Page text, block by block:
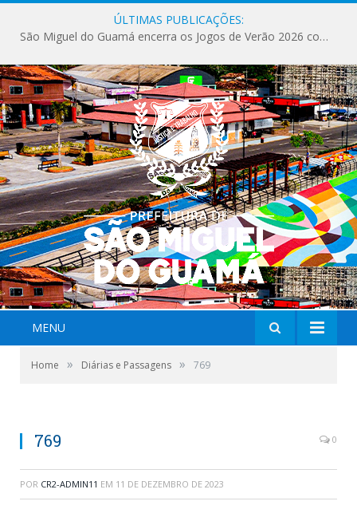
ÚLTIMAS PUBLICAÇÕES:
São Miguel do Guamá encerra os Jogos de Verão 2026 com sucesso de público e competições.
MENU
Home » Diárias e Passagens » 769
769 0
POR CR2-ADMIN11 EM 11 DE DEZEMBRO DE 2023